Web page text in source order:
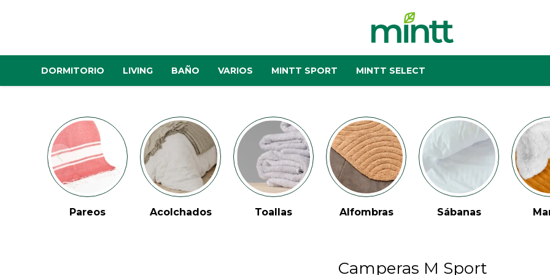
DORMITORIO LIVING BAÑO VARIOS MINTT SPORT MINTT SELECT
Pareos Acolchados Toallas Alfombras Sábanas
Camperas M Sport